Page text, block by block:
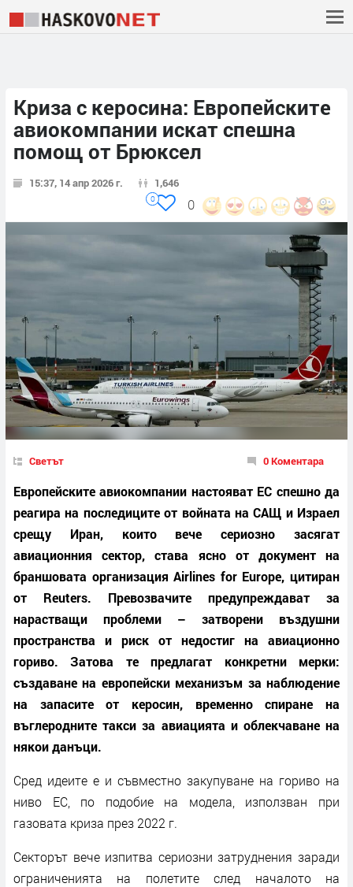
Криза с керосина: Европейските
авиокомпании искат спешна
помощ от Брюксел
15:37, 14 апр 2026 г. 1,646
0
0
Светът 0 Коментара
Европейските авиокомпании настояват ЕС спешно да
реагира на последиците от войната на САЩ и Израел
срещу Иран, които вече сериозно засягат
авиационния сектор, става ясно от документ на
браншовата организация Airlines for Europe, цитиран
от Reuters. Превозвачите предупреждават за
нарастващи проблеми – затворени въздушни
пространства и риск от недостиг на авиационно
гориво. Затова те предлагат конкретни мерки:
създаване на европейски механизъм за наблюдение
на запасите от керосин, временно спиране на
въглеродните такси за авиацията и облекчаване на
някои данъци.
Сред идеите е и съвместно закупуване на гориво на
ниво ЕС, по подобие на модела, използван при
газовата криза през 2022 г.
Секторът вече изпитва сериозни затруднения заради
ограниченията на полетите след началото на